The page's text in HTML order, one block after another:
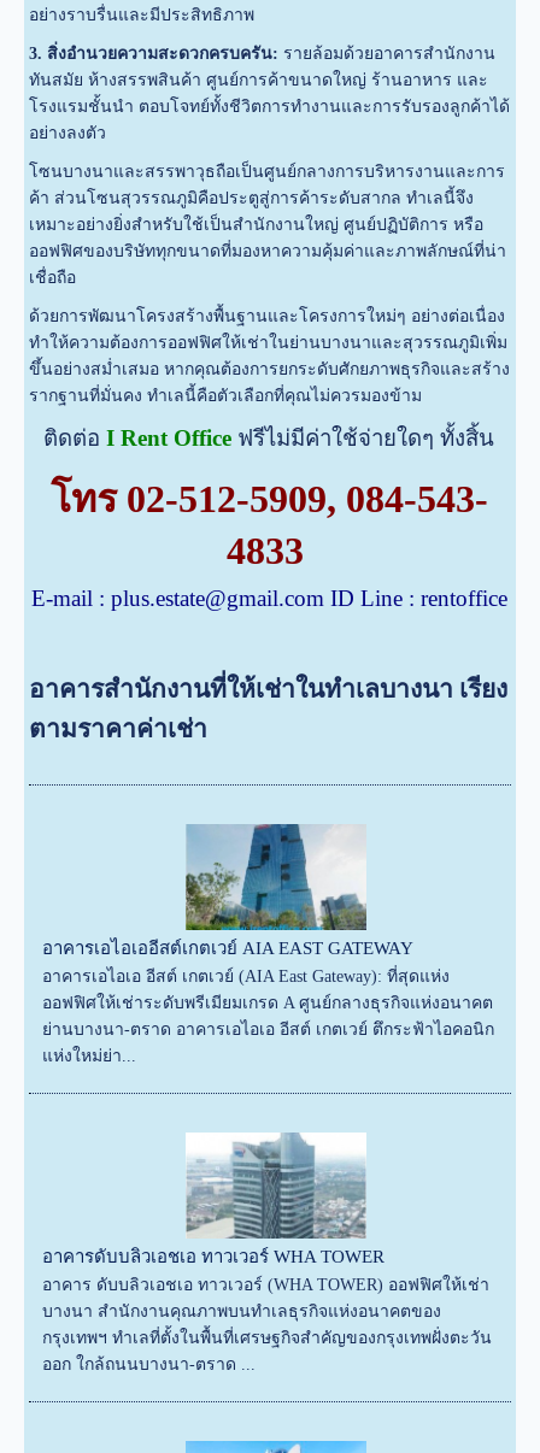
อย่างราบรื่นและมีประสิทธิภาพ
3. สิ่งอำนวยความสะดวกครบครัน: รายล้อมด้วยอาคารสำนักงาน
ทันสมัย ห้างสรรพสินค้า ศูนย์การค้าขนาดใหญ่ ร้านอาหาร และ
โรงแรมชั้นนำ ตอบโจทย์ทั้งชีวิตการทำงานและการรับรองลูกค้าได้
อย่างลงตัว
โซนบางนาและสรรพาวุธถือเป็นศูนย์กลางการบริหารงานและการ
ค้า ส่วนโซนสุวรรณภูมิคือประตูสู่การค้าระดับสากล ทำเลนี้จึง
เหมาะอย่างยิ่งสำหรับใช้เป็นสำนักงานใหญ่ ศูนย์ปฏิบัติการ หรือ
ออฟฟิศของบริษัททุกขนาดที่มองหาความคุ้มค่าและภาพลักษณ์ที่น่า
เชื่อถือ
ด้วยการพัฒนาโครงสร้างพื้นฐานและโครงการใหม่ๆ อย่างต่อเนื่อง
ทำให้ความต้องการออฟฟิศให้เช่าในย่านบางนาและสุวรรณภูมิเพิ่ม
ขึ้นอย่างสม่ำเสมอ หากคุณต้องการยกระดับศักยภาพธุรกิจและสร้าง
รากฐานที่มั่นคง ทำเลนี้คือตัวเลือกที่คุณไม่ควรมองข้าม
ติดต่อI Rent Office ฟรีไม่มีค่าใช้จ่ายใดๆ ทั้งสิ้น
โทร 02-512-5909, 084-543-
4833
E-mail :plus.estate@gmail.com ID Line : rentoffice
อาคารสำนักงานที่ให้เช่าในทำเลบางนา เรียง
ตามราคาค่าเช่า
อาคารเอไอเออีสต์เกตเวย์ AIA EAST GATEWAY
อาคารเอไอเอ อีสต์ เกตเวย์ (AIA East Gateway): ที่สุดแห่ง
ออฟฟิศให้เช่าระดับพรีเมียมเกรด A ศูนย์กลางธุรกิจแห่งอนาคต
ย่านบางนา-ตราด อาคารเอไอเอ อีสต์ เกตเวย์ ตึกระฟ้าไอคอนิก
แห่งใหม่ย่า...
อาคารดับบลิวเอชเอ ทาวเวอร์ WHA TOWER
อาคาร ดับบลิวเอชเอ ทาวเวอร์ (WHA TOWER) ออฟฟิศให้เช่า
บางนา สำนักงานคุณภาพบนทำเลธุรกิจแห่งอนาคตของ
กรุงเทพฯ ทำเลที่ตั้งในพื้นที่เศรษฐกิจสำคัญของกรุงเทพฝั่งตะวัน
ออก ใกล้ถนนบางนา-ตราด ...